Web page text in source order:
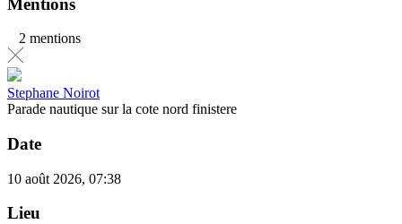
2 mentions
Stephane Noirot
Parade nautique sur la cote nord finistere
Date
10 août 2026, 07:38
Lieu